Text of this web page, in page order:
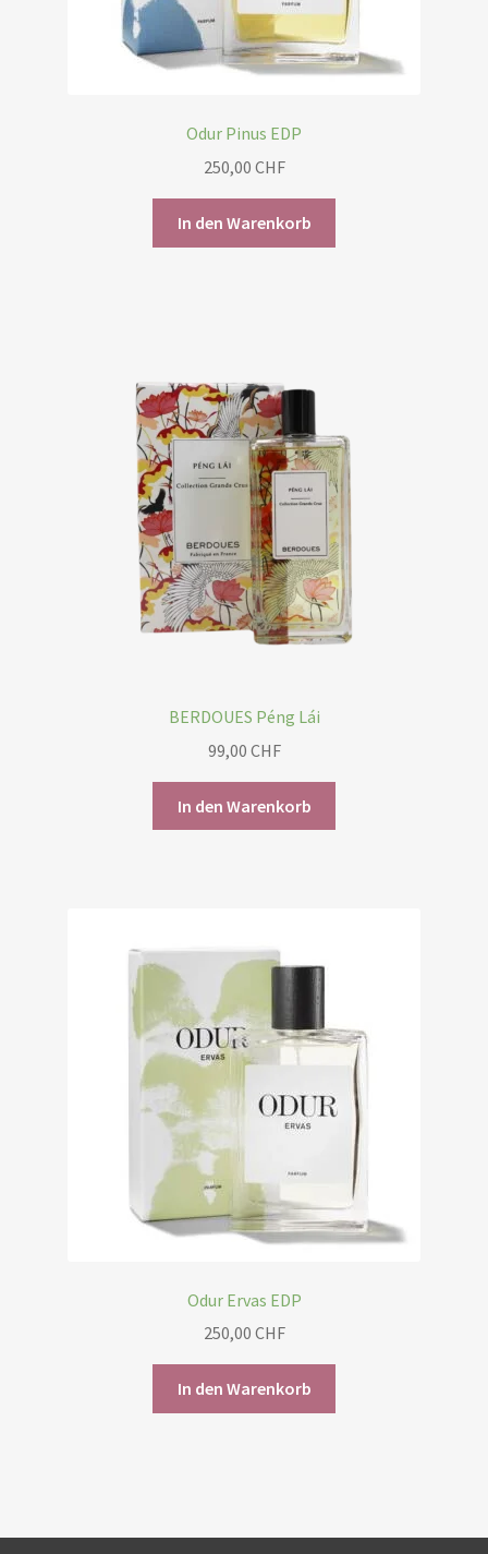
Odur Pinus EDP
250,00 CHF
In den Warenkorb
BERDOUES Péng Lái
99,00 CHF
In den Warenkorb
Odur Ervas EDP
250,00 CHF
In den Warenkorb